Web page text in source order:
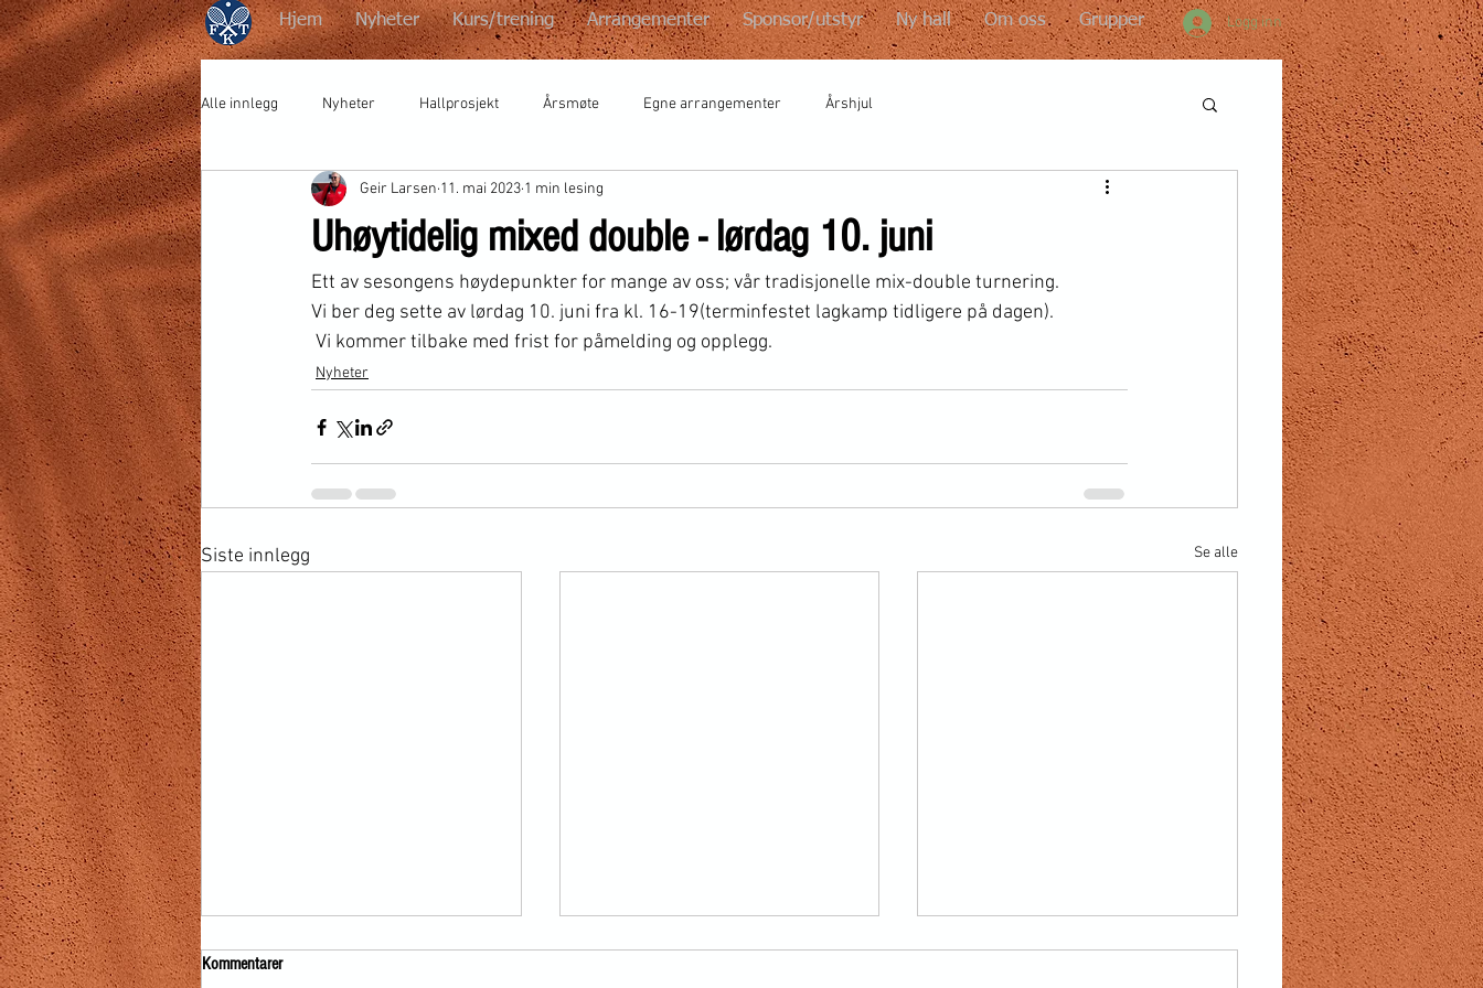
Hjem Nyheter Kurs/trening Arrangementer Sponsor/utstyr Ny hall Om oss Grupper Logg inn
Alle innlegg Nyheter Hallprosjekt Årsmøte Egne arrangementer Årshjul
Uhøytidelig mixed double - lørdag 10. juni
Geir Larsen 11. mai 2023 1 min lesing
Ett av sesongens høydepunkter for mange av oss; vår tradisjonelle mix-double turnering.
Vi ber deg sette av lørdag 10. juni fra kl. 16-19(terminfestet lagkamp tidligere på dagen).
Vi kommer tilbake med frist for påmelding og opplegg.
Nyheter
Siste innlegg Se alle
Kommentarer